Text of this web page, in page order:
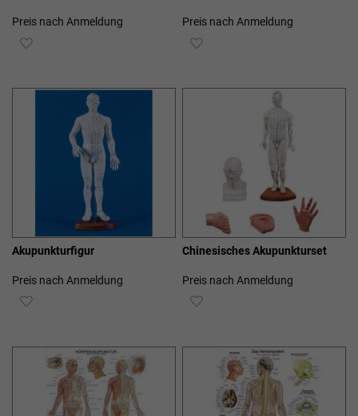
Preis nach Anmeldung
ZUR
HINZUFÜGEN
Preis nach Anmeldung
ZUR
HINZUFÜGEN
Akupunkturfigur
Preis nach Anmeldung
ZUR
HINZUFÜGEN
Chinesisches Akupunkturset
Preis nach Anmeldung
ZUR
HINZUFÜGEN